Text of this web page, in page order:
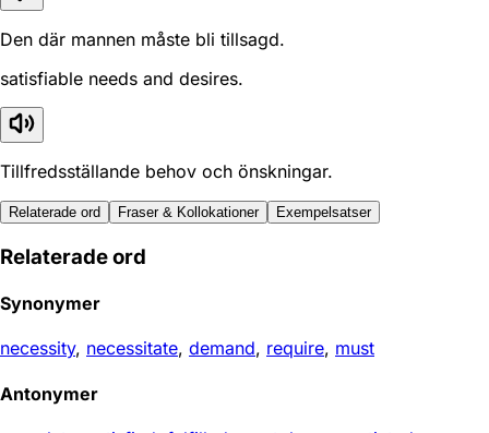
Den där mannen måste bli tillsagd.
satisfiable needs and desires.
Tillfredsställande behov och önskningar.
Relaterade ord Fraser & Kollokationer Exempelsatser
Relaterade ord
Synonymer
necessity, necessitate, demand, require, must
Antonymer